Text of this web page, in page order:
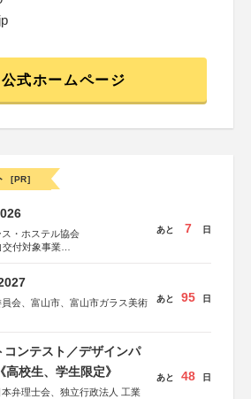
公式ホームページ
[PR]
・ホステル協会
交付対象事業
あと 7 日
会、富山市、富山市ガラス美術
あと 95 日
ンテスト／デザインパ
校生、学生限定》
弁理士会、独立行政法人 工業
あと 48 日